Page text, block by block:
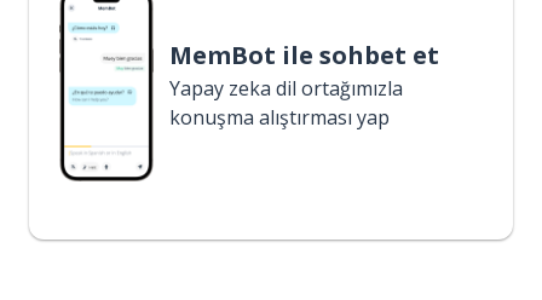
MemBot ile sohbet et
Yapay zeka dil ortağımızla
konuşma alıştırması yap